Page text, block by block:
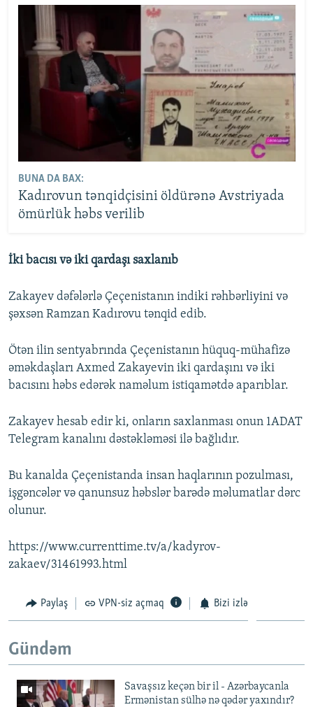
BUNA DA BAX:
Kadırovun tənqidçisini öldürənə Avstriyada
ömürlük həbs verilib
İki bacısı və iki qardaşı saxlanıb
Zakayev dəfələrlə Çeçenistanın indiki rəhbərliyini və
şəxsən Ramzan Kadırovu tənqid edib.
Ötən ilin sentyabrında Çeçenistanın hüquq-mühafizə
əməkdaşları Axmed Zakayevin iki qardaşını və iki
bacısını həbs edərək naməlum istiqamətdə aparıblar.
Zakayev hesab edir ki, onların saxlanması onun 1ADAT
Telegram kanalını dəstəkləməsi ilə bağlıdır.
Bu kanalda Çeçenistanda insan haqlarının pozulması,
işgəncələr və qanunsuz həbslər barədə məlumatlar dərc
olunur.
https://www.currenttime.tv/a/kadyrov-
zakaev/31461993.html
Paylaş VPN-siz açmaq Bizi izlə
Gündəm
Savaşsız keçən bir il - Azərbaycanla
Ermənistan sülhə nə qədər yaxındır?